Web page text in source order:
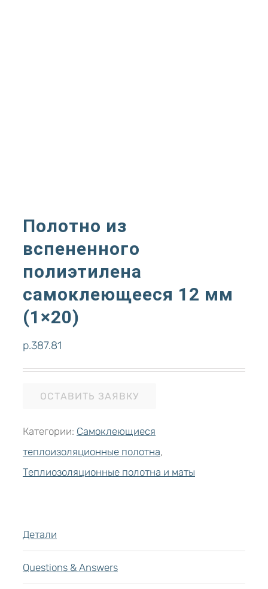
Полотно из
вспененного
полиэтилена
самоклеющееся 12 мм
(1×20)
р.387.81
ОСТАВИТЬ ЗАЯВКУ
Категории: Самоклеющиеся
теплоизоляционные полотна,
Теплиозоляционные полотна и маты
Детали
Questions & Answers